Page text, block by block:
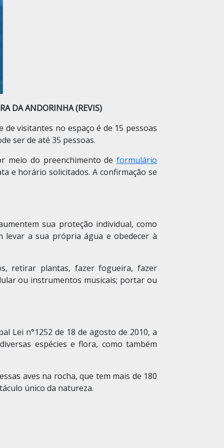
DA ANDORINHA (REVIS)
visitantes no espaço é de 15 pessoas
ser de até 35 pessoas.
meio do preenchimento de formulário
e horário solicitados. A confirmação se
sua proteção individual, como
levar a sua própria água e obedecer à
retirar plantas, fazer fogueira, fazer
ou instrumentos musicais; portar ou
Lei n°1252 de 18 de agosto de 2010, a
espécies e flora, como também
aves na rocha, que tem mais de 180
único da natureza.